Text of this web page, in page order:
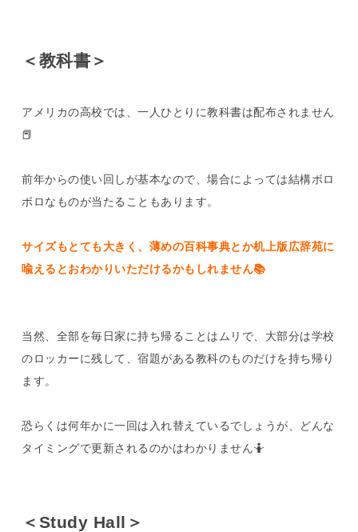
＜教科書＞
アメリカの高校では、一人ひとりに教科書は配布されません
📕
前年からの使い回しが基本なので、場合によっては結構ボロ
ボロなものが当たることもあります。
サイズもとても大きく、薄めの百科事典とか机上版広辞苑に
喩えるとおわかりいただけるかもしれません📚
当然、全部を毎日家に持ち帰ることはムリで、大部分は学校
のロッカーに残して、宿題がある教科のものだけを持ち帰り
ます。
恐らくは何年かに一回は入れ替えているでしょうが、どんな
タイミングで更新されるのかはわかりません🤷
＜Study Hall＞